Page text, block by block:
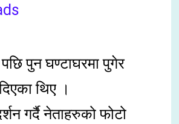
पुन घण्टाघरमा पुगेर
थिए ।
गर्दै नेताहरुको फोटो